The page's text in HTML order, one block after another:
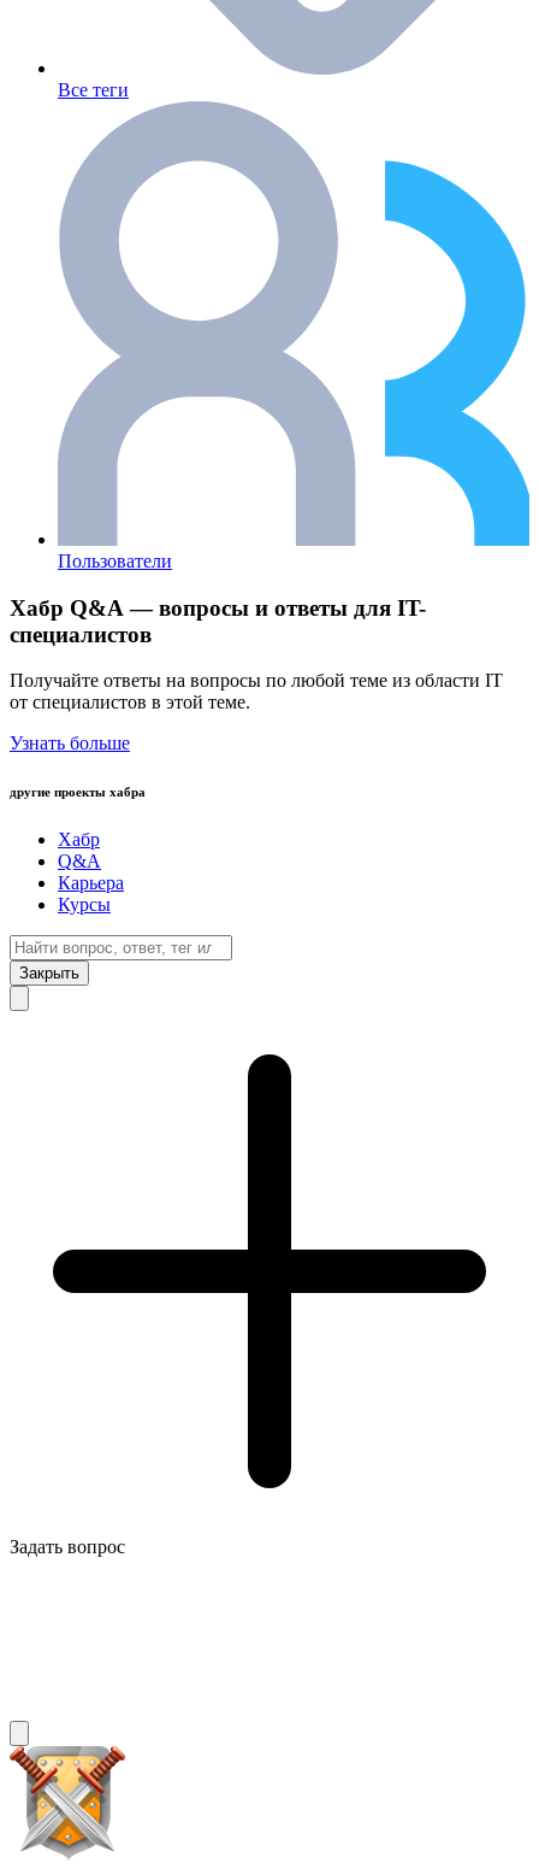
Все теги
Пользователи
Хабр Q&A — вопросы и ответы для IT-
специалистов
Получайте ответы на вопросы по любой теме из области IT
от специалистов в этой теме.
Узнать больше
другие проекты хабра
Хабр
Q&A
Карьера
Курсы
Закрыть
Задать вопрос